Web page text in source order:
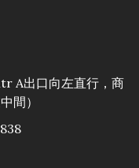
A出口向左直行，商
間）